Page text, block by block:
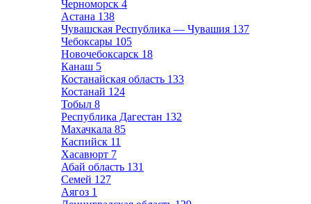
Черноморск 4
Астана 138
Чувашская Республика — Чувашия 137
Чебоксары 105
Новочебоксарск 18
Канаш 5
Костанайская область 133
Костанай 124
Тобыл 8
Республика Дагестан 132
Махачкала 85
Каспийск 11
Хасавюрт 7
Абай область 131
Семей 127
Аягоз 1